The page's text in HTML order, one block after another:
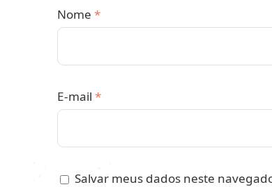
Nome *
E-mail *
Salvar meus dados neste